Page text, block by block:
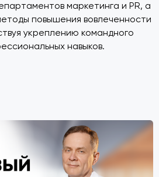
маркетинга и PR, а
повышения вовлеченности
укреплению командного
навыков.